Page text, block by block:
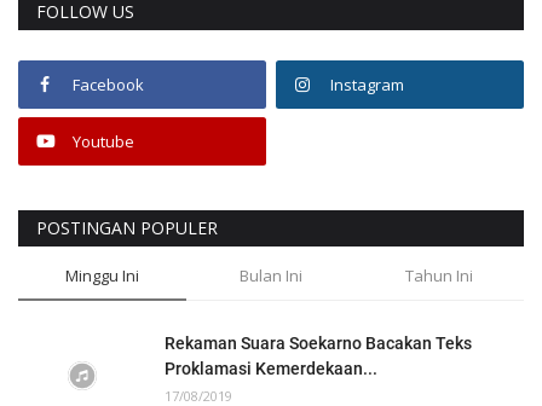
FOLLOW US
Facebook Instagram
Youtube
POSTINGAN POPULER
Minggu Ini Bulan Ini Tahun Ini
Rekaman Suara Soekarno Bacakan Teks
Proklamasi Kemerdekaan...
17/08/2019